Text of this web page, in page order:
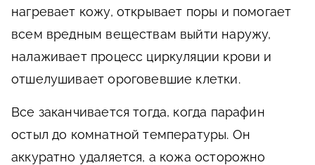
нагревает кожу, открывает поры и помогает
всем вредным веществам выйти наружу,
налаживает процесс циркуляции крови и
отшелушивает ороговевшие клетки.
Все заканчивается тогда, когда парафин
остыл до комнатной температуры. Он
аккуратно удаляется, а кожа осторожно